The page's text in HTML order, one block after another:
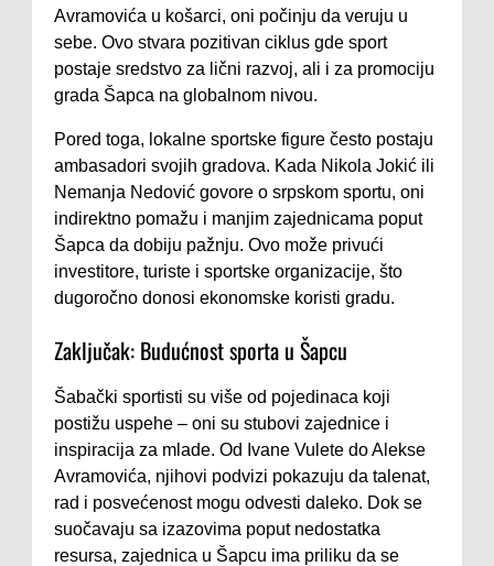
Avramovića u košarci, oni počinju da veruju u
sebe. Ovo stvara pozitivan ciklus gde sport
postaje sredstvo za lični razvoj, ali i za promociju
grada Šapca na globalnom nivou.
Pored toga, lokalne sportske figure često postaju
ambasadori svojih gradova. Kada Nikola Jokić ili
Nemanja Nedović govore o srpskom sportu, oni
indirektno pomažu i manjim zajednicama poput
Šapca da dobiju pažnju. Ovo može privući
investitore, turiste i sportske organizacije, što
dugoročno donosi ekonomske koristi gradu.
Zaključak: Budućnost sporta u Šapcu
Šabački sportisti su više od pojedinaca koji
postižu uspehe – oni su stubovi zajednice i
inspiracija za mlade. Od Ivane Vulete do Alekse
Avramovića, njihovi podvizi pokazuju da talenat,
rad i posvećenost mogu odvesti daleko. Dok se
suočavaju sa izazovima poput nedostatka
resursa, zajednica u Šapcu ima priliku da se